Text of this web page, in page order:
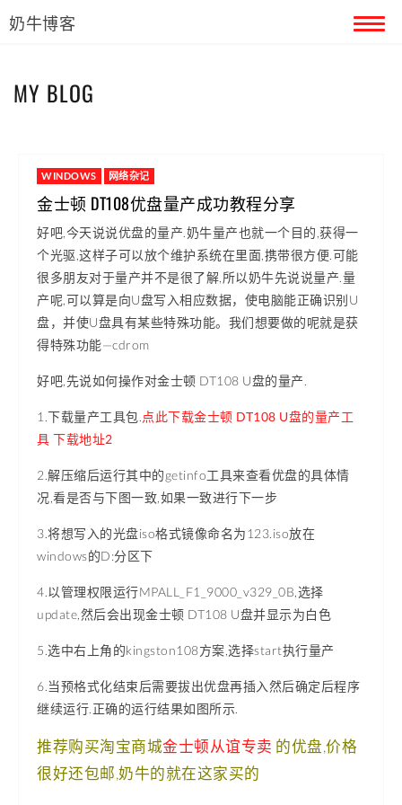
奶牛博客
MY BLOG
WINDOWS 网络杂记
金士顿 DT108优盘量产成功教程分享
好吧,今天说说优盘的量产.奶牛量产也就一个目的,获得一
个光驱,这样子可以放个维护系统在里面,携带很方便.可能
很多朋友对于量产并不是很了解,所以奶牛先说说量产.量
产呢,可以算是向U盘写入相应数据，使电脑能正确识别U
盘，并使U盘具有某些特殊功能。我们想要做的呢就是获
得特殊功能—cdrom
好吧,先说如何操作对金士顿 DT108 U盘的量产.
1.下载量产工具包. 点此下载金士顿 DT108 U盘的量产工
具 下载地址2
2.解压缩后运行其中的getinfo工具来查看优盘的具体情
况,看是否与下图一致,如果一致进行下一步
3.将想写入的光盘iso格式镜像命名为123.iso放在
windows的D:分区下
4.以管理权限运行MPALL_F1_9000_v329_0B,选择
update,然后会出现金士顿 DT108 U盘并显示为白色
5.选中右上角的kingston108方案,选择start执行量产
6.当预格式化结束后需要拔出优盘再插入然后确定后程序
继续运行.正确的运行结果如图所示.
推荐购买淘宝商城金士顿从谊专卖 的优盘,价格
很好还包邮,奶牛的就在这家买的